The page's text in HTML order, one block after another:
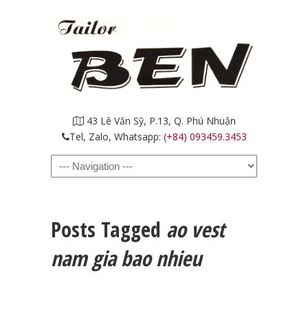
43 Lê Văn Sỹ, P.13, Q. Phú Nhuận
Tel, Zalo, Whatsapp: (+84) 093459.3453
Navigation
Posts Tagged ao vest
nam gia bao nhieu